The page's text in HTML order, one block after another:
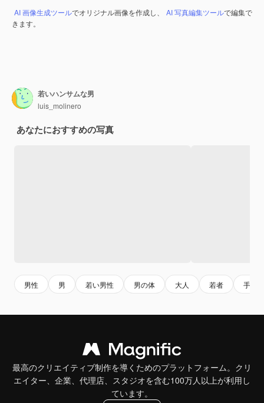
AI 画像生成ツールでオリジナル画像を作成し、 AI 写真編集ツールで編集で
きます。
若いハンサムな男
luis_molinero
あなたにおすすめの写真
男性 男 若い男性 男の体 大人 若者 手
最高のクリエイティブ制作を導くためのプラットフォーム。クリ
エイター、企業、代理店、スタジオを含む100万人以上が利用し
ています。